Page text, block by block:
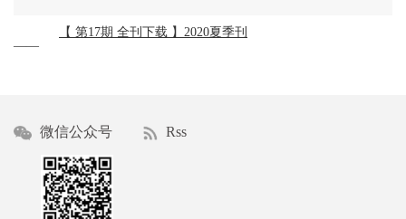
——
【 第17期 全刊下载 】2020夏季刊
微信公众号 Rss